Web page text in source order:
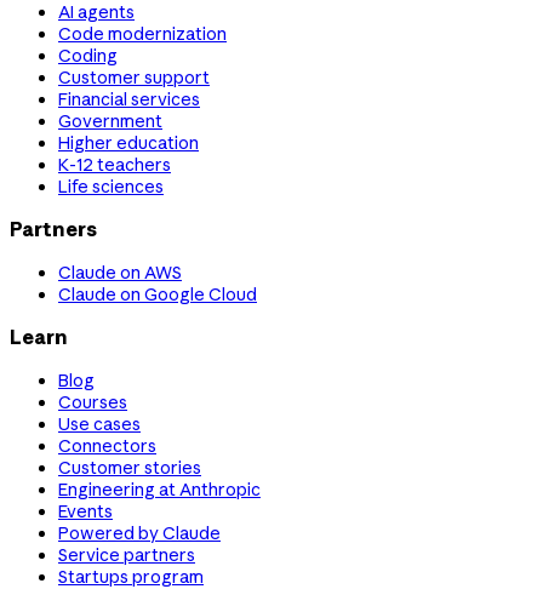
AI agents
Code modernization
Coding
Customer support
Financial services
Government
Higher education
K-12 teachers
Life sciences
Partners
Claude on AWS
Claude on Google Cloud
Learn
Blog
Courses
Use cases
Connectors
Customer stories
Engineering at Anthropic
Events
Powered by Claude
Service partners
Startups program